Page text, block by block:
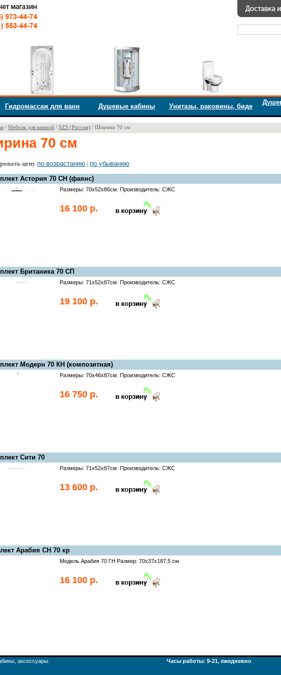
Гидромассаж для ванн Душевые кабины Унитазы, раковины, биде
/ Мебель для ванной / SZS (Россия) / Ширина 70 см
70 см
цену по возрастанию | по убыванию
Астория 70 СН (фаянс)
Размеры: 70х52х86см. Производитель: СЖС
16 100 р.
Британика 70 СП
Размеры: 71х52х87см. Производитель: СЖС
19 100 р.
Модерн 70 КН (композитная)
Размеры: 70х46х87см. Производитель: СЖС
16 750 р.
Сити 70
Размеры: 71х52х87см. Производитель: СЖС
13 600 р.
Арабия СН 70 кр
Модель Арабия 70 ГН Размер: 70х37х187,5 см
16 100 р.
аксессуары.
Часы работы: 9-21, ежедневно